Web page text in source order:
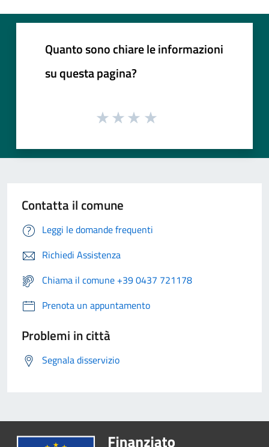
Quanto sono chiare le informazioni
su questa pagina?
Contatta il comune
Leggi le domande frequenti
Richiedi Assistenza
Chiama il comune +39 0437 721178
Prenota un appuntamento
Problemi in città
Segnala disservizio